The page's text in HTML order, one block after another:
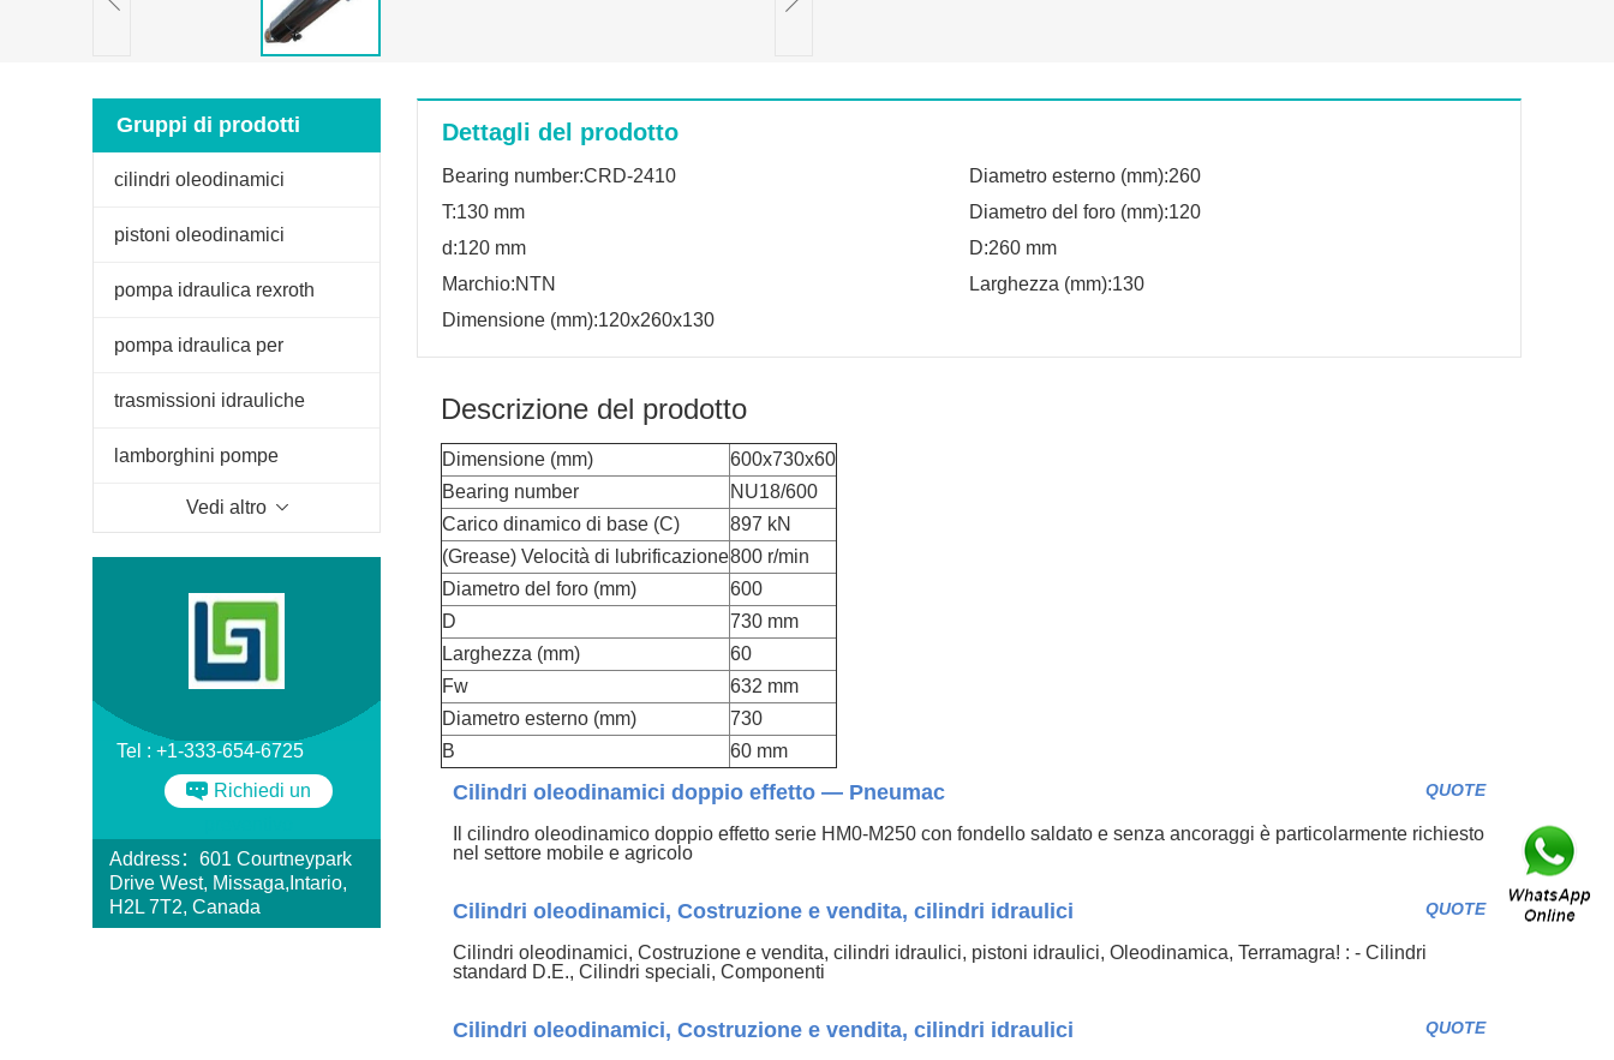
Gruppi di prodotti
cilindri oleodinamici
pistoni oleodinamici
pompa idraulica rexroth
pompa idraulica per
sollevatore trattore
trasmissioni idrauliche
lamborghini pompe
oleodinamiche
Vedi altro
Tel : +1-333-654-6725
Richiedi un
Address：601 Courtneypark
Drive West, Missaga,Intario,
H2L 7T2, Canada
Dettagli del prodotto
Bearing number:CRD-2410
Diametro esterno (mm):260
T:130 mm
Diametro del foro (mm):120
d:120 mm
D:260 mm
Marchio:NTN
Larghezza (mm):130
Dimensione (mm):120x260x130
Descrizione del prodotto
Dimensione (mm)
600x730x60
Bearing number
NU18/600
Carico dinamico di base (C)
897 kN
(Grease) Velocità di lubrificazione800 r/min
Diametro del foro (mm)
600
D
730 mm
Larghezza (mm)
60
Fw
632 mm
Diametro esterno (mm)
730
B
60 mm
QUOTE
Cilindri oleodinamici doppio effetto — Pneumac
Il cilindro oleodinamico doppio effetto serie HM0-M250 con fondello saldato e senza ancoraggi è particolarmente richiesto
nel settore mobile e agricolo
QUOTE
Cilindri oleodinamici, Costruzione e vendita, cilindri idraulici
Cilindri oleodinamici, Costruzione e vendita, cilindri idraulici, pistoni idraulici, Oleodinamica, Terramagra! : - Cilindri
standard D.E., Cilindri speciali, Componenti
QUOTE
Cilindri oleodinamici, Costruzione e vendita, cilindri idraulici